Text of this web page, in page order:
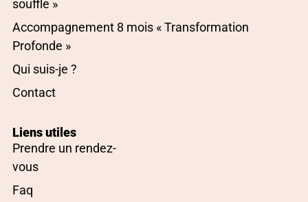
souffle »
Accompagnement 8 mois « Transformation
Profonde »
Qui suis-je ?
Contact
Liens utiles
Prendre un rendez-
vous
Faq